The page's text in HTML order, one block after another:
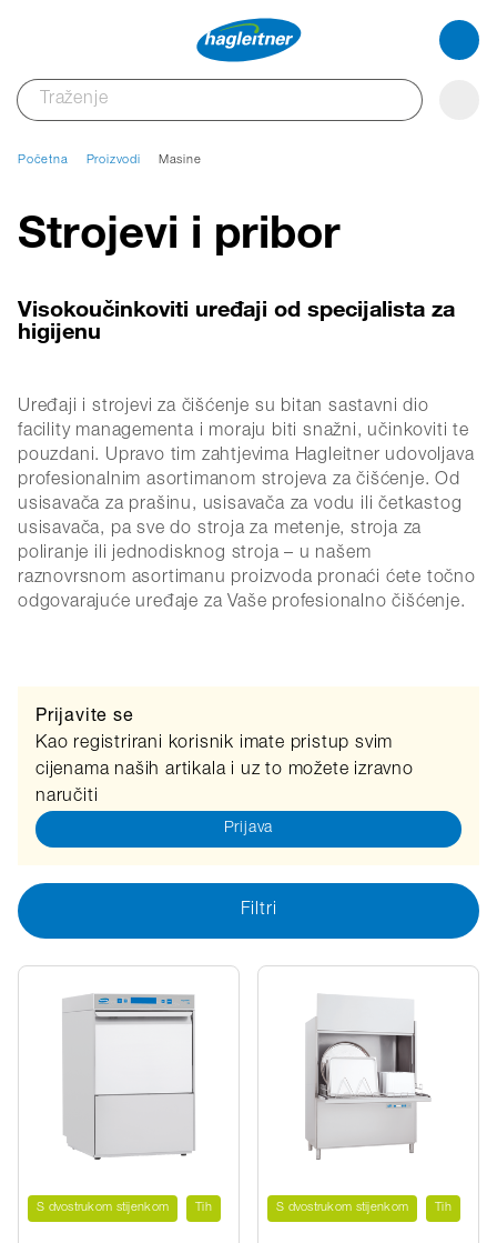
Početna Proizvodi Masine
Strojevi i pribor
Visokoučinkoviti uređaji od specijalista za
higijenu
Uređaji i strojevi za čišćenje su bitan sastavni dio
facility managementa i moraju biti snažni, učinkoviti te
pouzdani. Upravo tim zahtjevima Hagleitner udovoljava
profesionalnim asortimanom strojeva za čišćenje. Od
usisavača za prašinu, usisavača za vodu ili četkastog
usisavača, pa sve do stroja za metenje, stroja za
poliranje ili jednodisknog stroja – u našem
raznovrsnom asortimanu proizvoda pronaći ćete točno
odgovarajuće uređaje za Vaše profesionalno čišćenje.
Prijavite se
Kao registrirani korisnik imate pristup svim
cijenama naših artikala i uz to možete izravno
naručiti
Prijava
Filtri
S dvostrukom stijenkom Tih S dvostrukom stijenkom Tih